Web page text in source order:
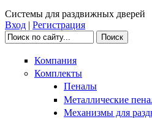
Системы для раздвижных дверей
Вход | Регистрация
Поиск
Компания
Комплекты
Пеналы
Металлические
Механизмы для
Кол-во товара
Купить в